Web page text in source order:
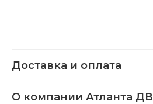
Доставка и оплата
О компании Атланта ДВ